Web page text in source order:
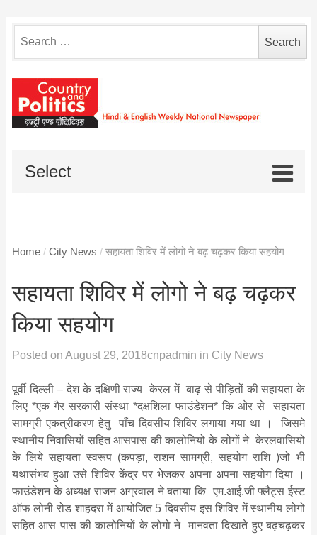
for:
Select
Home / City News / सहायता शिविर में लोगो ने बढ़ चढ़कर किया सहयोग
सहायता शिविर में लोगो ने बढ़ चढ़कर
किया सहयोग
Posted on August 29, 2018cnpadmin in City News
पूर्वी दिल्ली – देश के दक्षिणी राज्य केरल में बाढ़ से पीड़ितों की सहायता के
लिए *एक गैर सरकारी संस्था *दक्षशिला फाउंडेशन* कि ओर से सहायता
सामग्री एकत्रीकरण हेतु पाँच दिवसीय शिविर लगाया गया था । जिसमे
स्थानीय निवासियों सहित आसपास की कालोनियो के लोगों ने केरलवासियो
के लिये सहायता स्वरूप (कपड़ा, राशन सामग्री, सहयोग राशि )जो भी
यथासंभव हुआ उसे शिविर केंद्र पर भेजकर अपना अपना सहयोग दिया ।
फाउंडेशन के अध्यक्ष राजन अग्रवाल ने बताया कि एम.आई.जी फ्लैट्स ईस्ट
ऑफ लोनी रोड शाहदरा में आयोजित 5 दिवसीय इस शिविर में स्थानीय लोगो
सहित आस पास की कालोनियों के लोगो ने मानवता दिखाते हुए बढ़चढ़कर